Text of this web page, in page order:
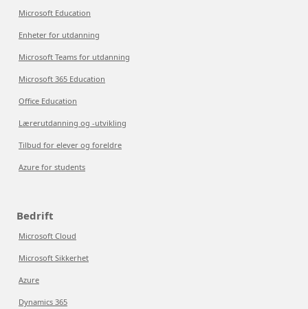
Microsoft Education
Enheter for utdanning
Microsoft Teams for utdanning
Microsoft 365 Education
Office Education
Lærerutdanning og -utvikling
Tilbud for elever og foreldre
Azure for students
Bedrift
Microsoft Cloud
Microsoft Sikkerhet
Azure
Dynamics 365